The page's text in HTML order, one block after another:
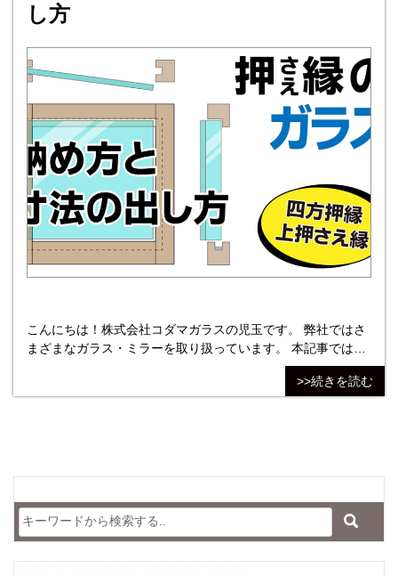
し方
こんにちは！株式会社コダマガラスの児玉です。 弊社ではさ
まざまなガラス・ミラーを取り扱っています。 本記事では、
ガラスを四方枠にはめ込む際のポイントを紹介しています。
なかでも今回は、上押さえ縁だけが外れる場合の納め方を解
>>続きを読む